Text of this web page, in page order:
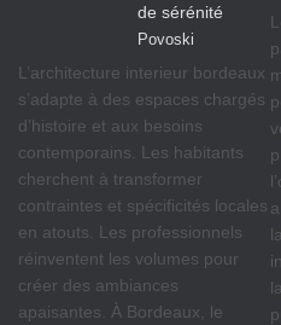
de sérénité
Povoski
L’architecture interieur bordeaux
s’adapte à des espaces chargés
d’histoire et aux besoins
contemporains. Les habitants
cherchent à transformer
contraintes et spécificités locales
en atouts. Les professionnels
réinventent les volumes pour
créer des ambiances
apaisantes. À Bordeaux, le